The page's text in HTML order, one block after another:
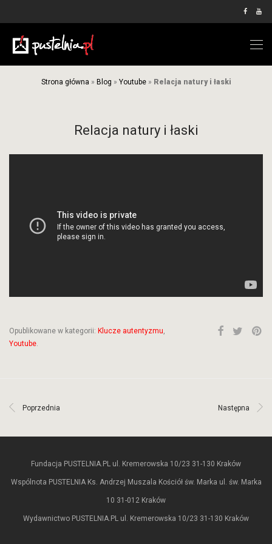
Strona główna » Blog » Youtube» Relacja natury i łaski
Relacja natury i łaski
Opublikowane w kategorii: Klucze autentyzmu,
Youtube.
Poprzednia Następna
Fundacja PUSTELNIA.PL ul. Kremerowska 10/23 31-130 Kraków
Wspólnota PUSTELNIA Ks. Andrzej Muszala Kościół św. Marka ul. św. Marka
10 31-012 Kraków
Wydawnictwo PUSTELNIA.PL ul. Kremerowska 10/23 31-130 Kraków